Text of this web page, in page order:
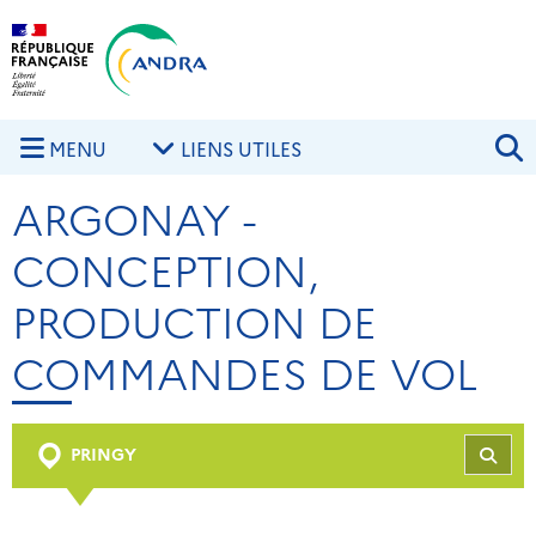
Aller au contenu principal
MENU LIENS UTILES
ARGONAY -
CONCEPTION,
PRODUCTION DE
COMMANDES DE VOL
PRINGY